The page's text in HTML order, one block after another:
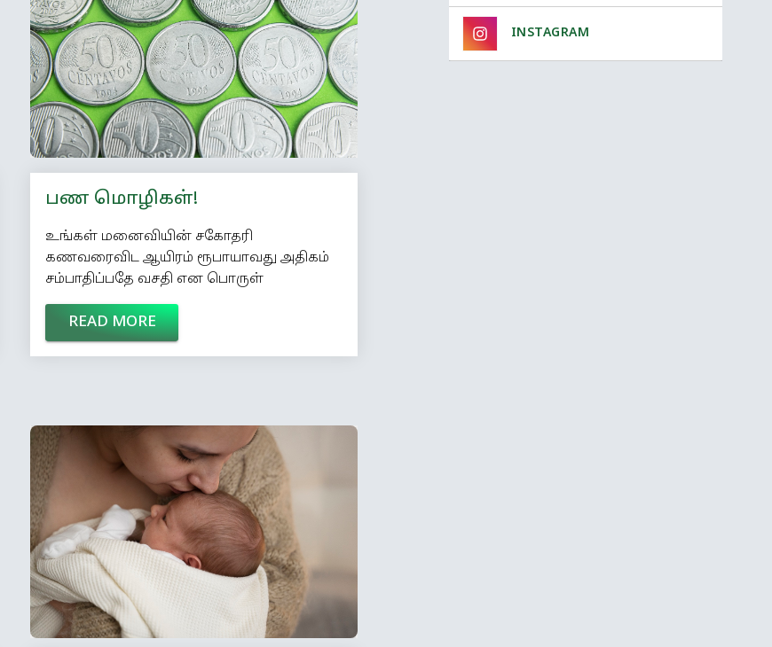
யுத்த களத்திலிருந்து அவர்களை
நகரத்துக்கு அழைத்து வர வேண்டியுள்ளது.
சிறு […]
பண மொழிகள்!
உங்கள் மனைவியின் சகோதரி
கணவரைவிட ஆயிரம் ரூபாயாவது அதிகம்
சம்பாதிப்பதே வசதி என பொருள்
கொள்ளப்படுகிறது. - மென்கென் பணத்தின்
மதிப்பை அனுபவத்தில்
உணர்ந்திருக்காவிட்டால், உங்களுக்குப்
எங்கே போயிருக்கிறது? - ஸ்டீவன் ரைட்
உங்களுக்கு பணம் தேவையில்லை என
நிரூபித்தால் மட்டுமே உங்களுக்குக் கடன்
தரும் ஒரு நிறுவனத்தின் பெயர்தான், வங்கி!
- பாப் ஹோப் […]
READ MORE
INSTAGRAM